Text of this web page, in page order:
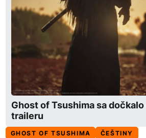
Ghost of Tsushima sa
traileru
GHOST OF TSUSHIMA ČEŠTINY